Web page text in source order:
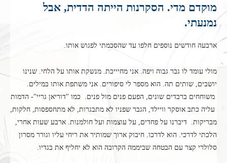
מוקדם מדי. הסקרנות הייתה הדדית, אבל
נמנעתי.
ארבעה חודשים נוספים חלפו עד שהסכמתי לפגוש אותו.
מולי עומד לו גבר גבוה ויפה. אני מחיייכת. מנשקת אותו על הלחי. שנינו
יושבים, שותים תה. הוא מספר לי סיפורים. אני משתפת אותו במילים.
משוחחים ברבדים שונים, הפעם פנים מול פנים. כמו "דוריאן גריי"- הדמות
עליה כתב אוסקר וויילד, הגבר שפניו לא מתבגרות, לא מתחספסות, חלקות,
מבריקות. דיברנו על פחדים, על עוצמות ועל חולמנות. ארבע שעות אחרי,
הלכתי לדרכי. הוא לדרכו. חיבוק ארוך שמותיר את ריחי עליו וגורר מסרון
סלולרי קצר עם הבטחה שביממה הקרובה הוא לא יחליף את בגדיו.